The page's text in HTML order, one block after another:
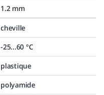
1.2 mm
cheville
-25...60 °C
plastique
polyamide